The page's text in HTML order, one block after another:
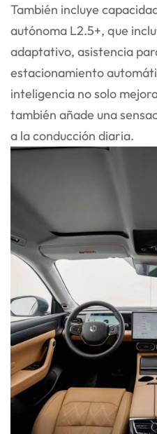
También incluye
autónoma L2.5+, que
adaptativo, asistencia
estacionamiento
inteligencia no solo
también añade una
a la conducción diaria.